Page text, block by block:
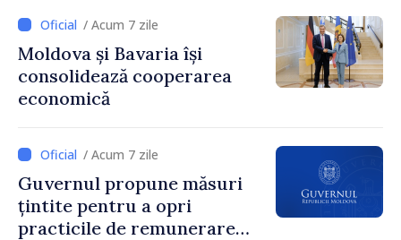
Guvernului, Alexei Buzu:
„85,5% dintre primării au
inițiat procesul. Le
mulțumim aleșilor locali
pentru că au pus pe primul
dezvoltar
/ Acum 7 zile
Moldova și Bavaria își
consolidează cooperarea
economică
/ Acum 7 zile
Guvernul propune măsuri
țintite pentru a opri
practicile de remunerare